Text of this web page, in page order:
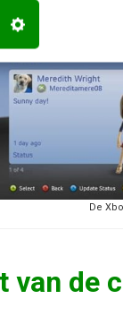
De
van de